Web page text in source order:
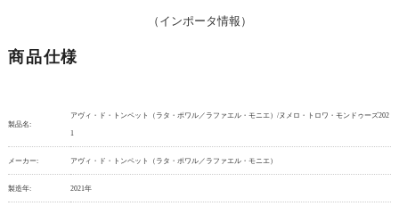
（インポータ情報）
商品仕様
製品名:
アヴィ・ド・トンペット（ラタ・ポワル／ラファエル・モニエ）/ヌメロ・トロワ・モンドゥーズ202
1
メーカー: アヴィ・ド・トンペット（ラタ・ポワル／ラファエル・モニエ）
製造年: 2021年